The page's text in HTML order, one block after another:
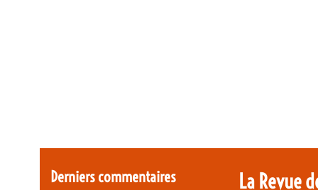
Derniers commentaires
La Revue